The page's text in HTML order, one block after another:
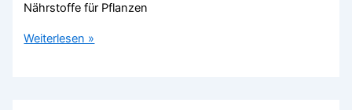
Nährstoffe für Pflanzen
Bodenqualität
Weiterlesen »